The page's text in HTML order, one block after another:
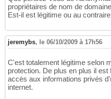
propriétaires de nom de
Est-il est légitime ou au
jeremybs, le 06/10/2009 à 17h56
C'est totalement légitime selon
protection. De plus en plus il
accès aux informations privés
internet.